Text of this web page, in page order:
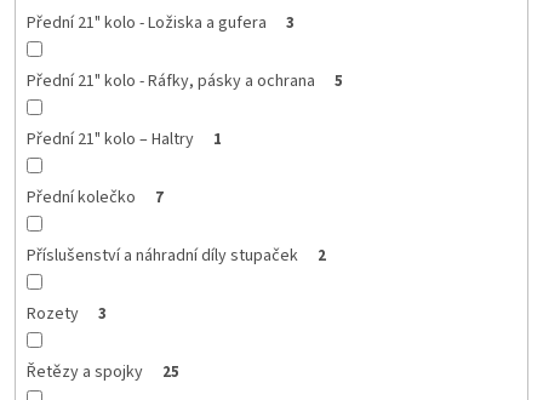
Přední 21" kolo - Ložiska a gufera 3
Přední 21" kolo - Ráfky, pásky a ochrana 5
Přední 21" kolo – Haltry 1
Přední kolečko 7
Příslušenství a náhradní díly stupaček 2
Rozety 3
Řetězy a spojky 25